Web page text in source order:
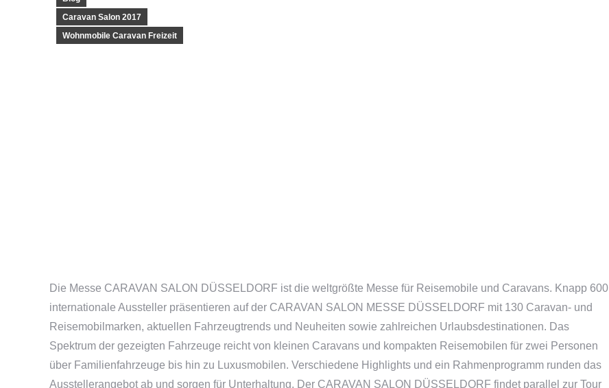
Caravan Salon 2017
Wohnmobile Caravan Freizeit
Die Messe CARAVAN SALON DÜSSELDORF ist die weltgrößte Messe für Reisemobile und Caravans. Knapp 600
internationale Aussteller präsentieren auf der CARAVAN SALON MESSE DÜSSELDORF mit 130 Caravan- und
Reisemobilmarken, aktuellen Fahrzeugtrends und Neuheiten sowie zahlreichen Urlaubsdestinationen. Das
Spektrum der gezeigten Fahrzeuge reicht von kleinen Caravans und kompakten Reisemobilen für zwei Personen
über Familienfahrzeuge bis hin zu Luxusmobilen. Verschiedene Highlights und ein Rahmenprogramm runden das
Ausstellerangebot ab und sorgen für Unterhaltung. Der CARAVAN SALON DÜSSELDORF findet parallel zur Tour